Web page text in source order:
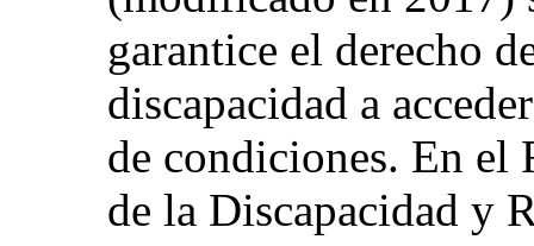
garantice el derecho
discapacidad a
de condiciones. En el
de la Discapacidad y